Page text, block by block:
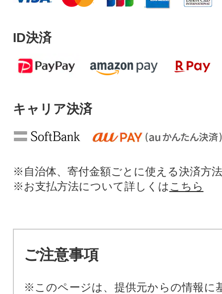
ID決済
キャリア決済
※自治体、寄付金額ごとに使える決済方
※お支払方法について詳しくは こちら
ご注意事項
※このページは、提供元からの情報に